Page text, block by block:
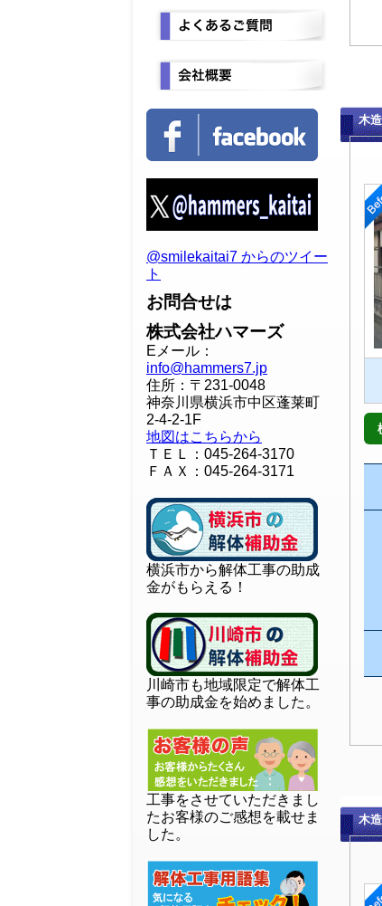
木
木
@smilekaitai7 からのツイー
ト
お問合せは
株式会社ハマーズ
Eメール：
info@hammers7.jp
住所：〒231-0048
神奈川県横浜市中区蓬莱町
2-4-2-1F
地図はこちらから
ＴＥＬ：045-264-3170
ＦＡＸ：045-264-3171
横浜市から解体工事の助成
金がもらえる！
川崎市も地域限定で解体工
事の助成金を始めました。
工事をさせていただきまし
たお客様のご感想を載せま
した。